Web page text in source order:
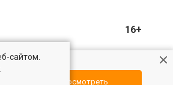
Посмотреть
16+
сайтом.